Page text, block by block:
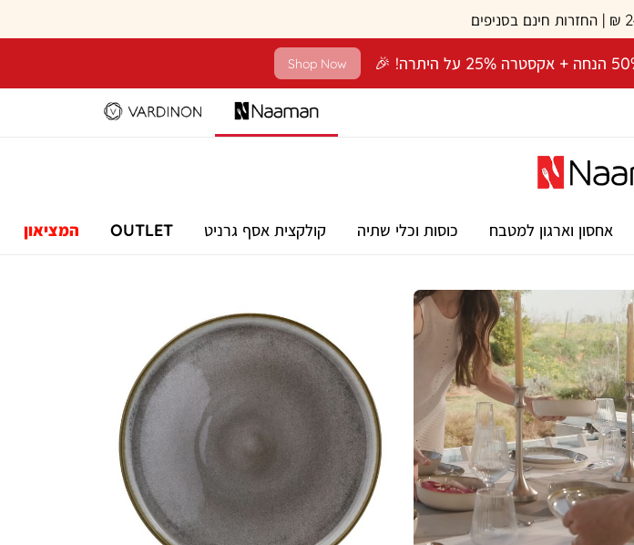
Shop Now
אחסון וארגון למטבח כוסות וכלי שתיה קולקצית אסף גרניט OUTLET המציאון